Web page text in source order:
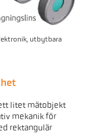
utbytbara
litet mätobjekt
mekanik för
rektangulär